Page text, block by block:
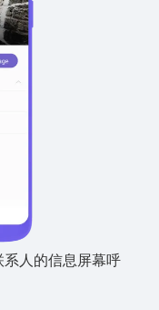
人的信息屏幕呼